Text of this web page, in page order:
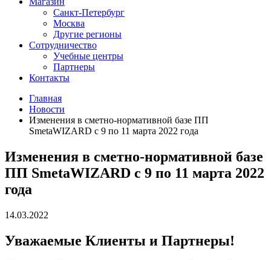
Санкт-Петербург
Москва
Другие регионы
Сотрудничество
Учебные центры
Партнеры
Контакты
Главная
Новости
Изменения в сметно-нормативной базе ПП
SmetaWIZARD с 9 по 11 марта 2022 года
Изменения в сметно-нормативной базе
ПП SmetaWIZARD с 9 по 11 марта 2022
года
14.03.2022
Уважаемые Клиенты и Партнеры!